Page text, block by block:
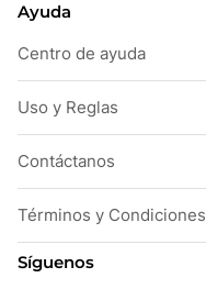
Ayuda
Centro de ayuda
Uso y Reglas
Contáctanos
Términos y Condiciones
Síguenos